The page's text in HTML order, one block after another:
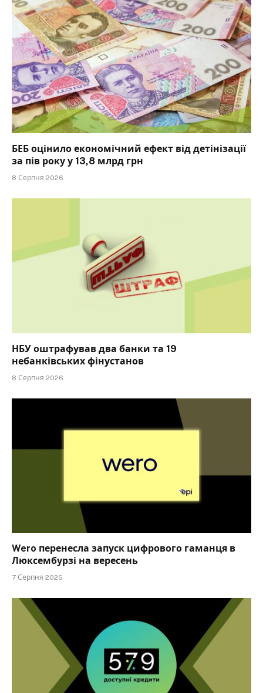
БЕБ оцінило економічний ефект від детінізації
за пів року у 13,8 млрд грн
8 Серпня 2026
НБУ оштрафував два банки та 19
небанківських фінустанов
8 Серпня 2026
Wero перенесла запуск цифрового гаманця в
Люксембурзі на вересень
7 Серпня 2026